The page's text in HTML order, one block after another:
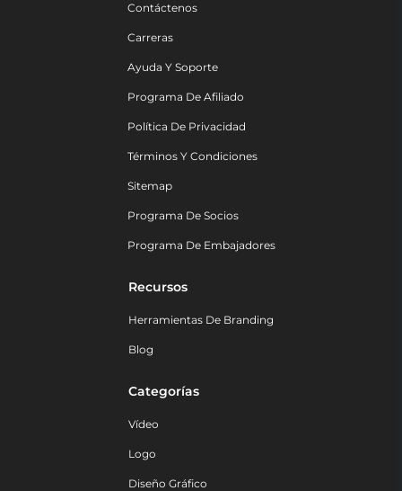
Contáctenos
Carreras
Ayuda Y Soporte
Programa De Afiliado
Política De Privacidad
Términos Y Condiciones
Sitemap
Programa De Socios
Programa De Embajadores
Recursos
Herramientas De Branding
Blog
Categorías
Vídeo
Logo
Diseño Gráfico